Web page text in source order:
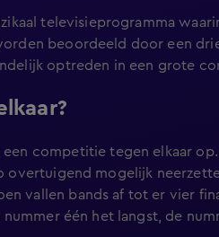
televisieprogramma
beoordeeld door een
optreden in een grote
competitie tegen elkaar
overtuigend mogelijk
vallen bands af tot er vier
één het langst, de